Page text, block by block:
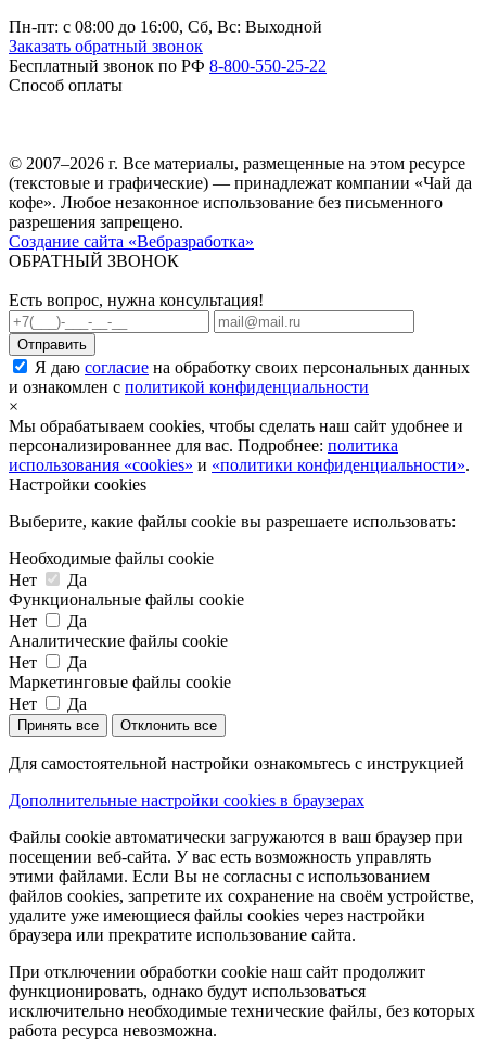
Пн-пт: c 08:00 до 16:00, Сб, Вс: Выходной
Заказать обратный звонок
Бесплатный звонок по РФ 8-800-550-25-22
Способ оплаты
© 2007–2026 г. Все материалы, размещенные на этом ресурсе
(текстовые и графические) — принадлежат компании «Чай да
кофе». Любое незаконное использование без письменного
разрешения запрещено.
Создание сайта «Вебразработка»
ОБРАТНЫЙ ЗВОНОК
Есть вопрос, нужна консультация!
Я даю согласие на обработку своих персональных данных
и ознакомлен с политикой конфиденциальности
×
Мы обрабатываем cookies, чтобы сделать наш сайт удобнее и
персонализированнее для вас. Подробнее: политика
использования «cookies» и «политики конфиденциальности».
Настройки cookies
Выберите, какие файлы cookie вы разрешаете использовать:
Необходимые файлы cookie
Нет
Да
Функциональные файлы cookie
Нет
Да
Аналитические файлы cookie
Нет
Да
Маркетинговые файлы cookie
Нет
Да
Принять все Отклонить все
Для самостоятельной настройки ознакомьтесь с инструкцией
Дополнительные настройки cookies в браузерах
Файлы cookie автоматически загружаются в ваш браузер при
посещении веб-сайта. У вас есть возможность управлять
этими файлами. Если Вы не согласны с использованием
файлов cookies, запретите их сохранение на своём устройстве,
удалите уже имеющиеся файлы cookies через настройки
браузера или прекратите использование сайта.
При отключении обработки cookie наш сайт продолжит
функционировать, однако будут использоваться
исключительно необходимые технические файлы, без которых
работа ресурса невозможна.